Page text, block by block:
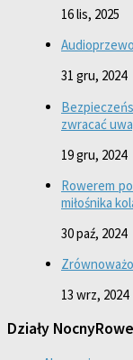
16 lis, 2025
31 gru, 2024
zwracać
19 gru, 2024
Rowerem
miłośnika
30 paź, 2024
13 wrz, 2024
Działy